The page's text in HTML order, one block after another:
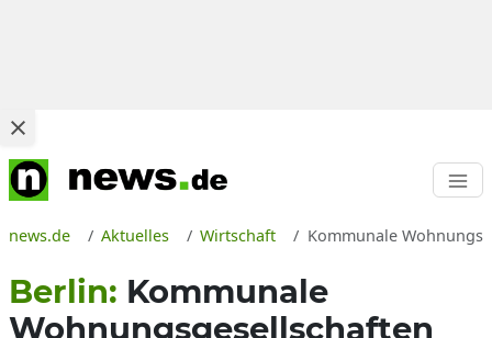
news.de Aktuelles Wirtschaft Kommunale
Berlin: Kommunale
Wohnungsgesellschaften